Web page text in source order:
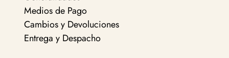
Medios de Pago
Cambios y Devoluciones
Entrega y Despacho